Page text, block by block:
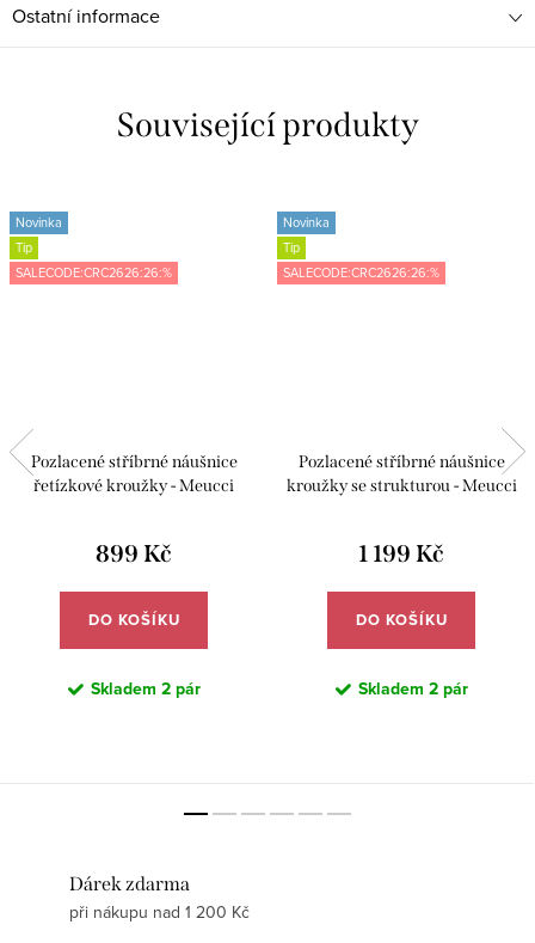
Ostatní informace
Související produkty
Novinka
Tip
SALECODE:CRC2626:26:%
Pozlacené stříbrné náušnice
řetízkové kroužky - Meucci
899 Kč
DO KOŠÍKU
Skladem 2 pár
Novinka
Tip
SALECODE:CRC2626:26:%
Pozlacené stříbrné náušnice
kroužky se strukturou - Meucci
1 199 Kč
DO KOŠÍKU
Skladem 2 pár
Dárek zdarma
při nákupu nad 1 200 Kč